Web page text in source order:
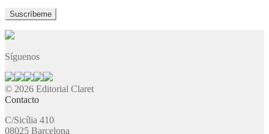
Síguenos
© 2026 Editorial Claret
Contacto
C/Sicília 410
08025 Barcelona